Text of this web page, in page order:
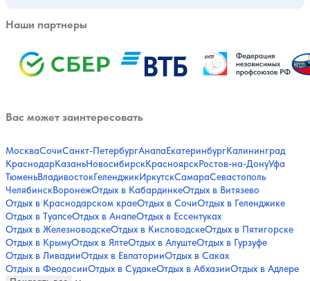
Наши партнеры
Вас может заинтересовать
МоскваСочиСанкт-ПетербургАнапаЕкатеринбургКалининград
КраснодарКазаньНовосибирскКрасноярскРостов-на-ДонуУфа
ТюменьВладивостокГеленджикИркутскСамараСевастополь
ЧелябинскВоронежОтдых в КабардинкеОтдых в Витязево
Отдых в Краснодарском краеОтдых в СочиОтдых в Геленджике
Отдых в ТуапсеОтдых в АнапеОтдых в Ессентуках
Отдых в ЖелезноводскеОтдых в КисловодскеОтдых в Пятигорске
Отдых в КрымуОтдых в ЯлтеОтдых в АлуштеОтдых в Гурзуфе
Отдых в ЛивадииОтдых в ЕвпаторииОтдых в Саках
Отдых в ФеодосииОтдых в СудакеОтдых в АбхазииОтдых в Адлере